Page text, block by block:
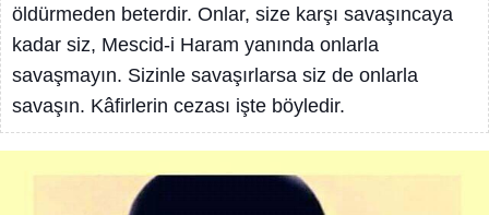
öldürmeden beterdir. Onlar, size karşı savaşıncaya
kadar siz, Mescid-i Haram yanında onlarla
savaşmayın. Sizinle savaşırlarsa siz de onlarla
savaşın. Kâfirlerin cezası işte böyledir.